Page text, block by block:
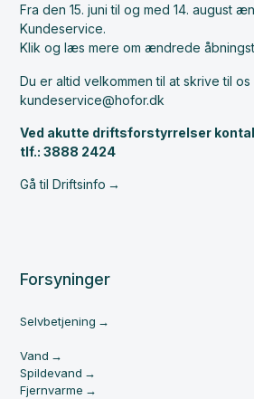
Fra den 15. juni til og med 14. august
Kundeservice.
Klik og læs mere om ændrede
Du er altid velkommen til at skrive til os
kundeservice@hofor.dk
Ved akutte driftsforstyrrelser
tlf.: 3888 2424
Gå til Driftsinfo
Forsyninger
Selvbetjening
Vand
Spildevand
Fjernvarme